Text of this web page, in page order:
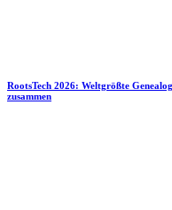
RootsTech 2026: Weltgrößte
zusammen